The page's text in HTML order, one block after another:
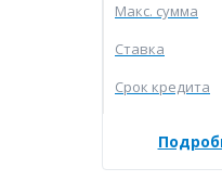
Макc. сумма
Ставка
Срок кредита